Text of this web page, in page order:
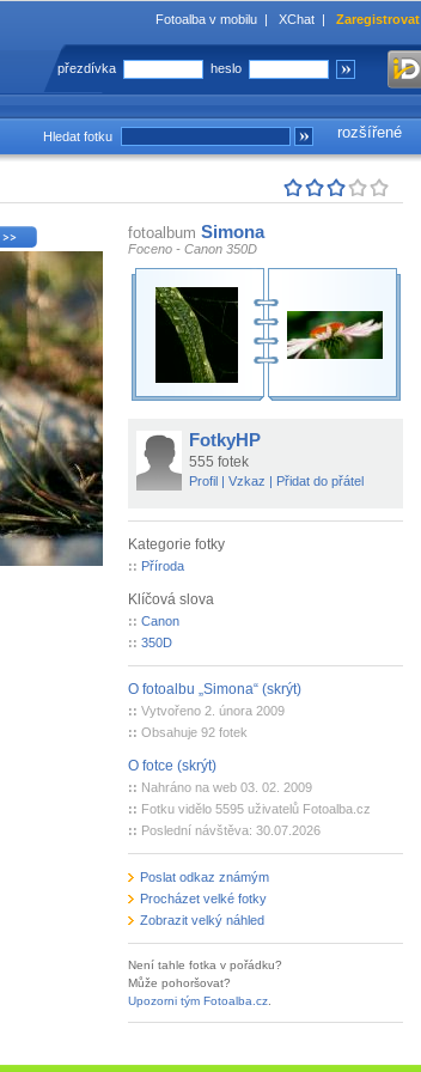
Fotoalba v mobilu | XChat | Zaregistrovat
přezdívka heslo
rozšířené
Hledat fotku
fotoalbum Simona
Foceno - Canon 350D
FotkyHP
555 fotek
Profil| Vzkaz | Přidat do přátel
Kategorie fotky
:: Příroda
Klíčová slova
:: Canon
:: 350D
O fotoalbu „Simona“ (skrýt)
:: Vytvořeno 2. února 2009
:: Obsahuje 92 fotek
O fotce (skrýt)
:: Nahráno na web 03. 02. 2009
:: Fotku vidělo 5595 uživatelů Fotoalba.cz
:: Poslední návštěva: 30.07.2026
Poslat odkaz známým
Procházet velké fotky
Zobrazit velký náhled
Není tahle fotka v pořádku?
Může pohoršovat?
Upozorni tým Fotoalba.cz